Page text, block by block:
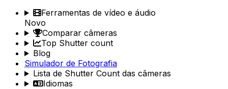
Ferramentas de vídeo e áudio
Novo
Comparar câmeras
Top Shutter count
Blog
Simulador de Fotografia
Lista de Shutter Count das câmeras
Idiomas